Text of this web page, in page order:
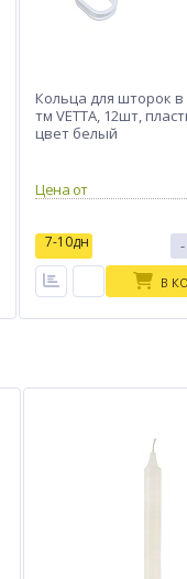
Кольца для шторок
тм VETTA, 12шт,
цвет белый
Цена от
7-10дн -
В